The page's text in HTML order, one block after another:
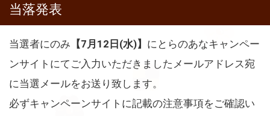
当落発表
当選者にのみ 【7月12日(水)】 にとらのあなキャンペー
ンサイトにてご入力いただきましたメールアドレス宛
に当選メールをお送り致します。
必ずキャンペーンサイトに記載の注意事項をご確認い